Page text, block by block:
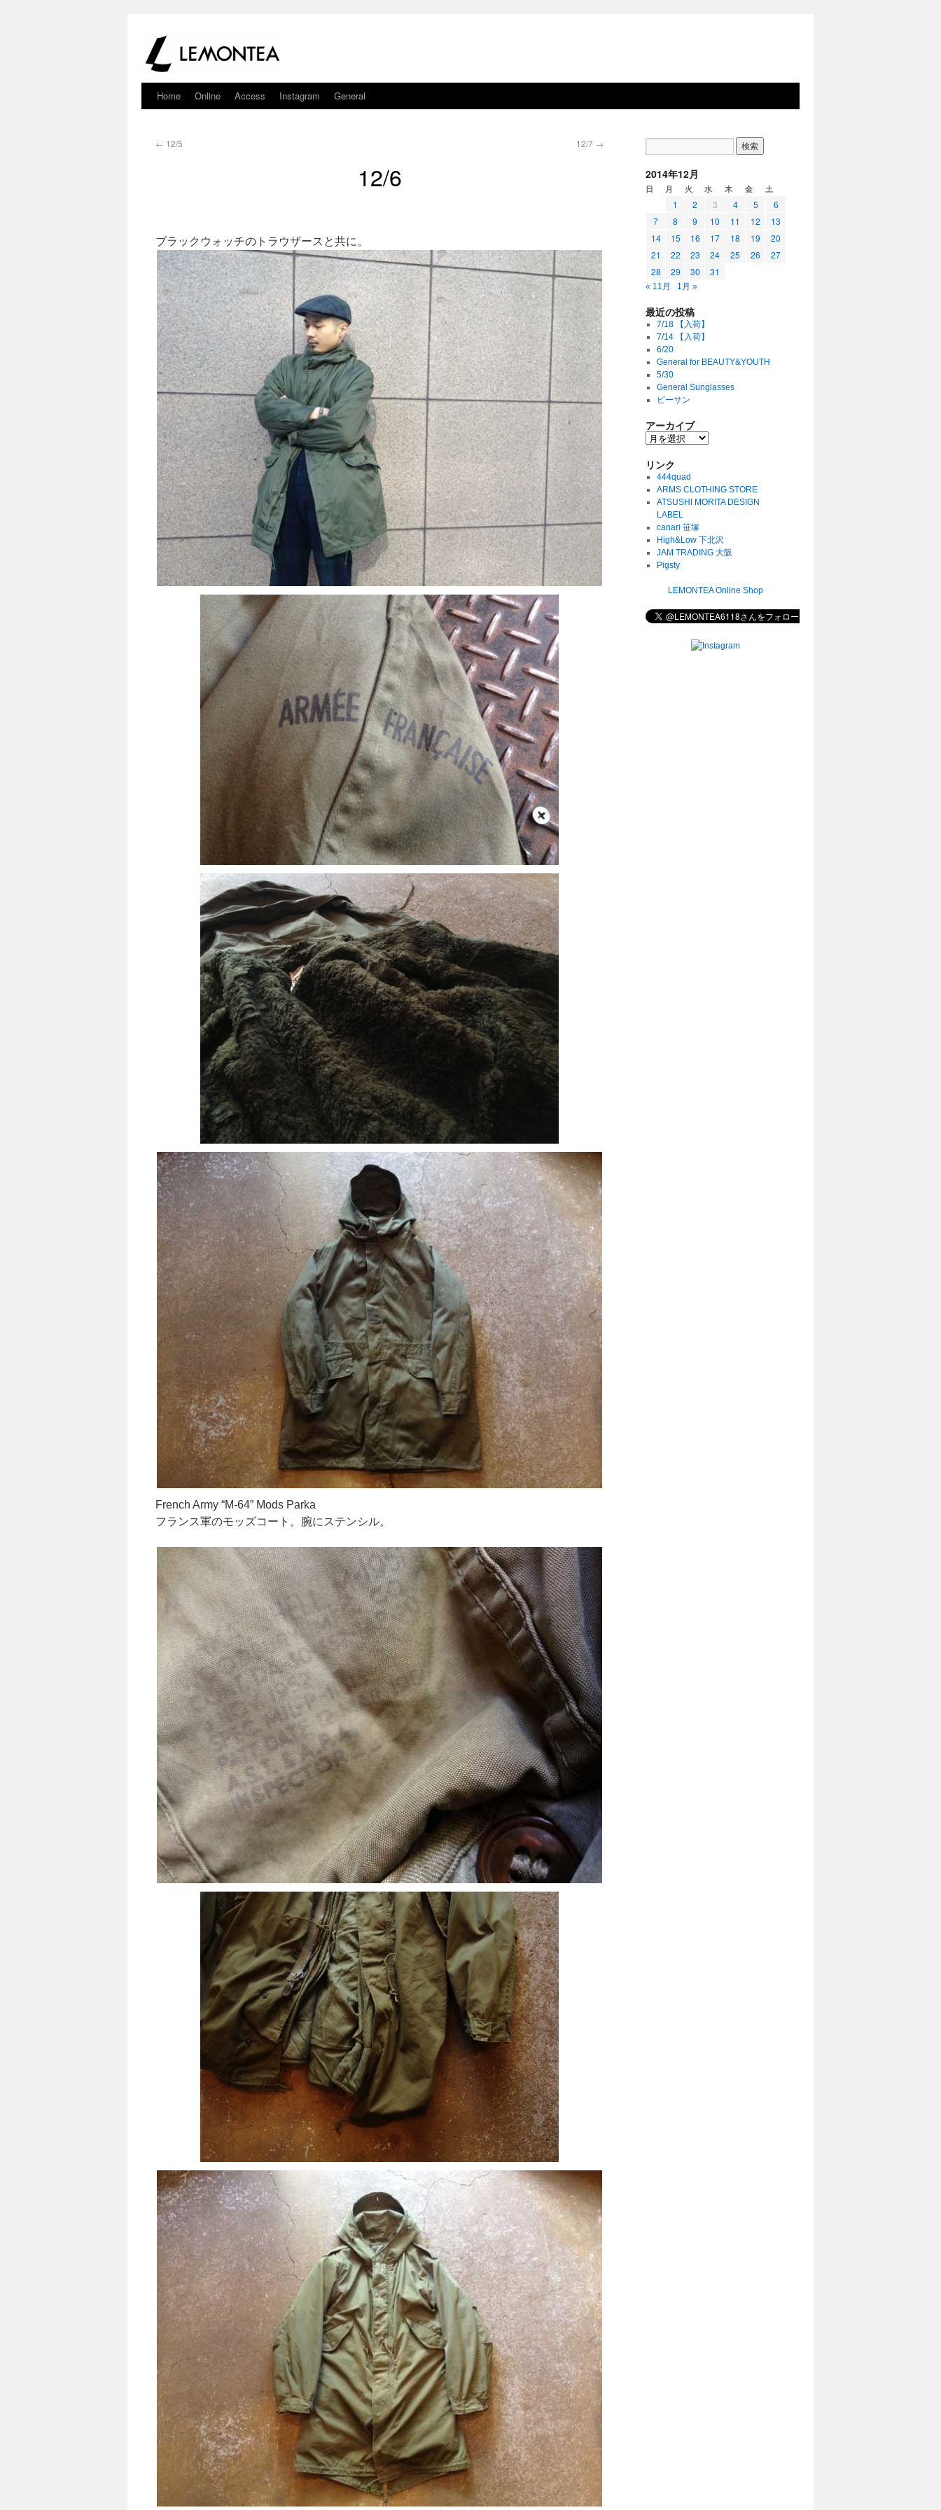
Home Online Access Instagram General
← 12/5 12/7 →
12/6
ブラックウォッチのトラウザースと共に。
French Army “M-64” Mods Parka
フランス軍のモッズコート。腕にステンシル。
2014年12月
日 月 火 水 木 金 土
1 2 3 4 5
6
7
8 9 10 11 12
13
14
15 16 17 18 19
20
21
22 23 24 25 26
27
28
29 30 31
« 11月 1月 »
最近の投稿
7/18 【入荷】
7/14 【入荷】
6/20
General for BEAUTY&YOUTH
5/30
General Sunglasses
ビーサン
アーカイブ
リンク
444quad
ARMS CLOTHING STORE
ATSUSHI MORITA DESIGN
LABEL
canari 笹塚
High&Low 下北沢
JAM TRADING 大阪
Pigsty
LEMONTEA Online Shop